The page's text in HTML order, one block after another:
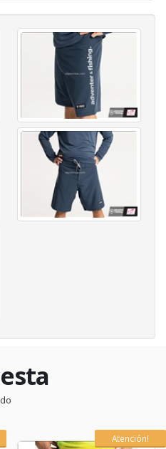
Atención!